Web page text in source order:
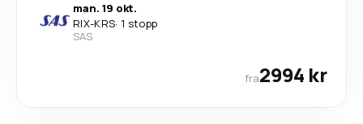
man. 19 okt.
RIX-KRS· 1 stopp
SAS
fra2994 kr